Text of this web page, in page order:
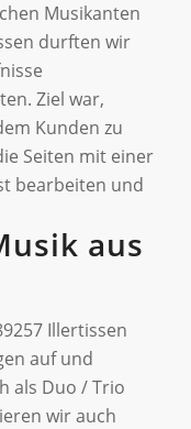
Musikanten
durften wir
Ziel war,
Kunden zu
Seiten mit einer
bearbeiten und
aus
Illertissen
auf und
als Duo / Trio
wir auch